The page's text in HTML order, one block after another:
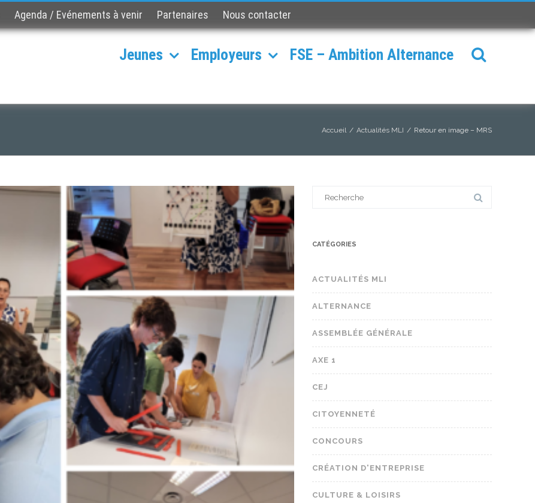
Agenda / Evénements à venir Partenaires Nous contacter
Jeunes Employeurs FSE – Ambition Alternance
Accueil / Actualités MLI / Retour en image – MRS
CATÉGORIES
ACTUALITÉS MLI
ALTERNANCE
ASSEMBLÉE GÉNÉRALE
AXE 1
CEJ
CITOYENNETÉ
CONCOURS
CRÉATION D'ENTREPRISE
CULTURE & LOISIRS